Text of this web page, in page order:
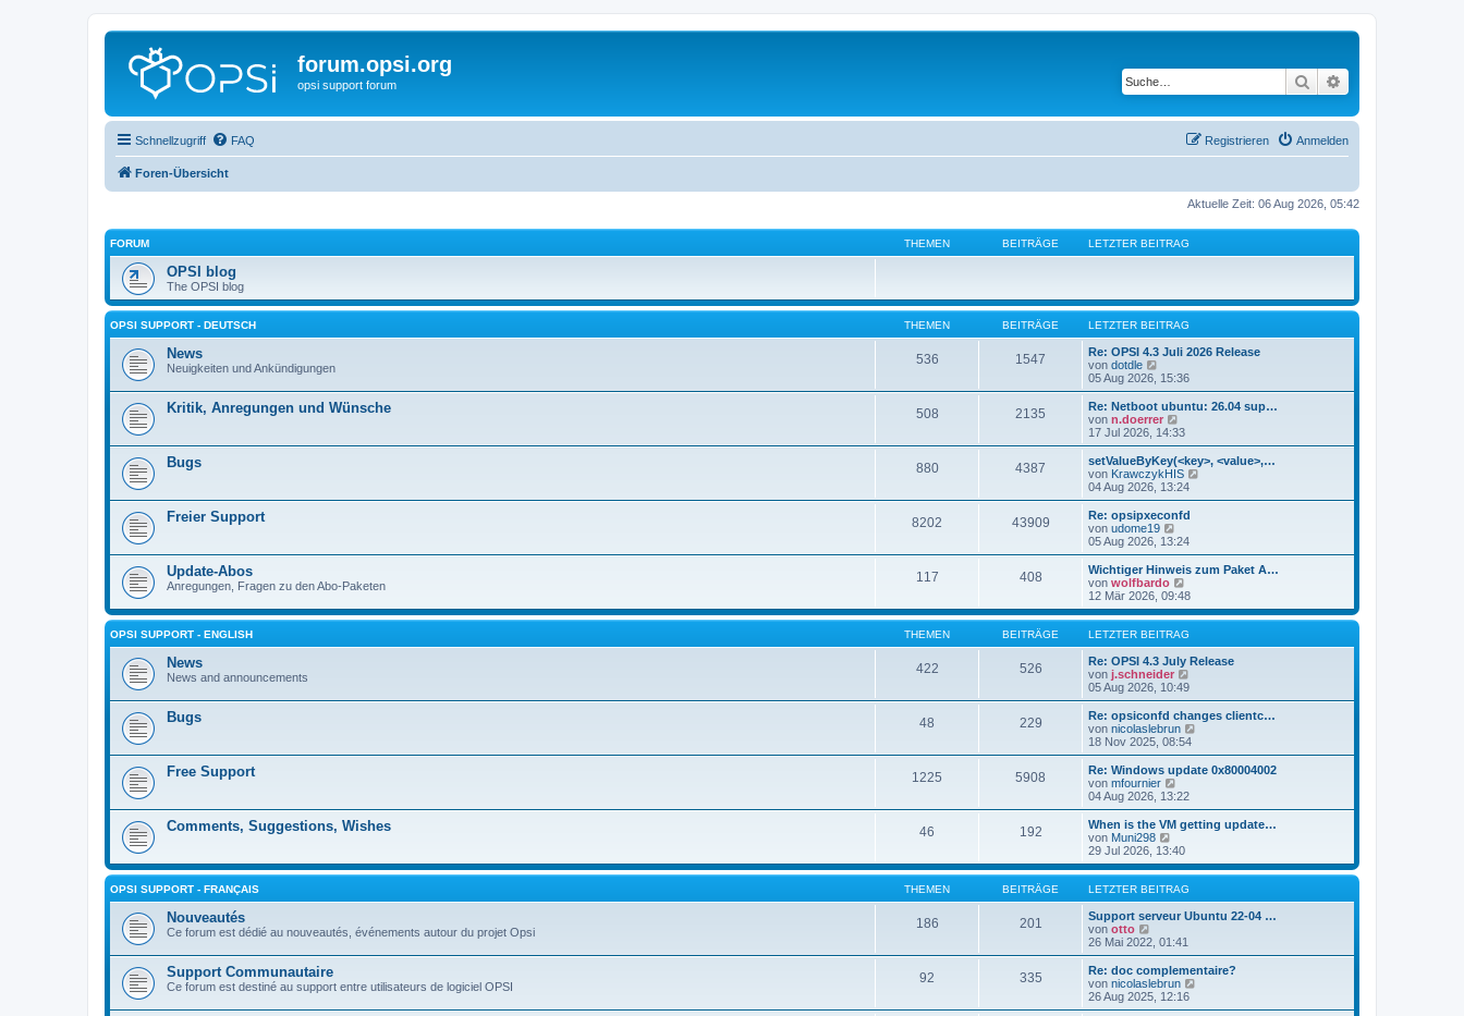
forum.opsi.org
opsi support forum Suche
Schnellzugriff FAQ Anmelden
Registrieren
Foren-Übersicht
Aktuelle Zeit: 06 Aug 2026, 05:42
FORUM THEMEN BEITRÄGE LETZTER BEITRAG
OPSI blog
The OPSI blog
OPSI SUPPORT - DEUTSCH THEMEN BEITRÄGE LETZTER BEITRAG
News
Neuigkeiten und Ankündigungen
536 1547
Re: OPSI 4.3 Juli 2026 Release
von dotdle
e
u
e
s
t
r
B
e
r
a
g
05 Aug 2026, 15:36
Kritik, Anregungen und Wünsche 508 2135
Re: Netboot ubuntu: 26.04 sup…
von n.doerrer
e
u
e
s
t
r
B
e
i
r
a
g
17 Jul 2026, 14:33
Bugs 880 4387
setValueByKey(<key>, <value>,…
von KrawczykHIS
u
B
t
g
04 Aug 2026, 13:24
Freier Support 8202 43909
Re: opsipxeconfd
von udome19
e
u
e
s
t
r
B
e
i
t
r
g
05 Aug 2026, 13:24
Update-Abos
Anregungen, Fragen zu den Abo-Paketen
117 408
Wichtiger Hinweis zum Paket A…
von wolfbardo
e
u
e
s
t
e
r
B
e
i
t
r
g
12 Mär 2026, 09:48
OPSI SUPPORT - ENGLISH THEMEN BEITRÄGE LETZTER BEITRAG
News
News and announcements
422 526
Re: OPSI 4.3 July Release
von j.schneider
u
e
s
t
B
r
05 Aug 2026, 10:49
Bugs 48 229
Re: opsiconfd changes clientc…
von nicolaslebrun
u
e
r
B
t
18 Nov 2025, 08:54
Free Support 1225 5908
Re: Windows update 0x80004002
von mfournier
e
u
e
s
t
r
B
e
i
r
04 Aug 2026, 13:22
Comments, Suggestions, Wishes 46 192
When is the VM getting update…
von Muni298
e
u
e
s
t
e
B
e
i
t
r
29 Jul 2026, 13:40
OPSI SUPPORT - FRANÇAIS THEMEN BEITRÄGE LETZTER BEITRAG
Nouveautés
Ce forum est dédié au nouveautés, événements autour du projet Opsi
186 201
Support serveur Ubuntu 22-04 …
von otto
e
u
e
s
t
e
26 Mai 2022, 01:41
Support Communautaire
Ce forum est destiné au support entre utilisateurs de logiciel OPSI
92 335
Re: doc complementaire?
von nicolaslebrun
u
26 Aug 2025, 12:16